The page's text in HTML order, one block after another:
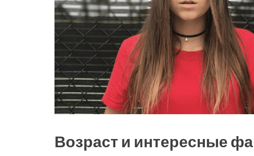
Возраст и интересные